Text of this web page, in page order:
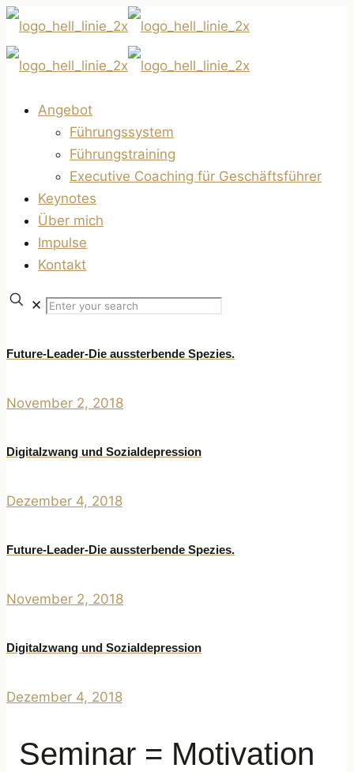
Angebot
Führungssystem
Führungstraining
Executive Coaching für Geschäftsführer
Keynotes
Über mich
Impulse
Kontakt
✕
Future-Leader-Die aussterbende Spezies.
November 2, 2018
Digitalzwang und Sozialdepression
Dezember 4, 2018
Future-Leader-Die aussterbende Spezies.
November 2, 2018
Digitalzwang und Sozialdepression
Dezember 4, 2018
Seminar = Motivation